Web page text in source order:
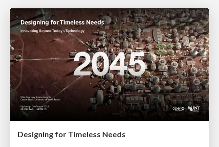
Designing for Timeless Needs